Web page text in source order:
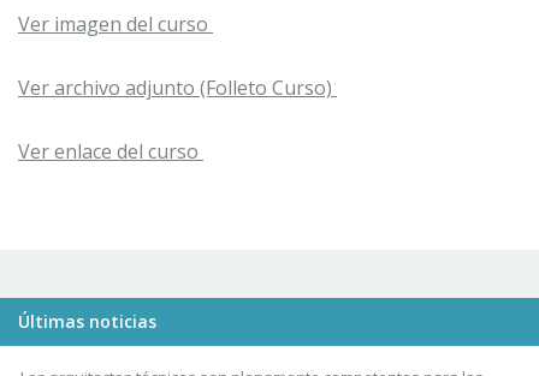
Ver imagen del curso
Ver archivo adjunto (Folleto Curso)
Ver enlace del curso
Últimas noticias